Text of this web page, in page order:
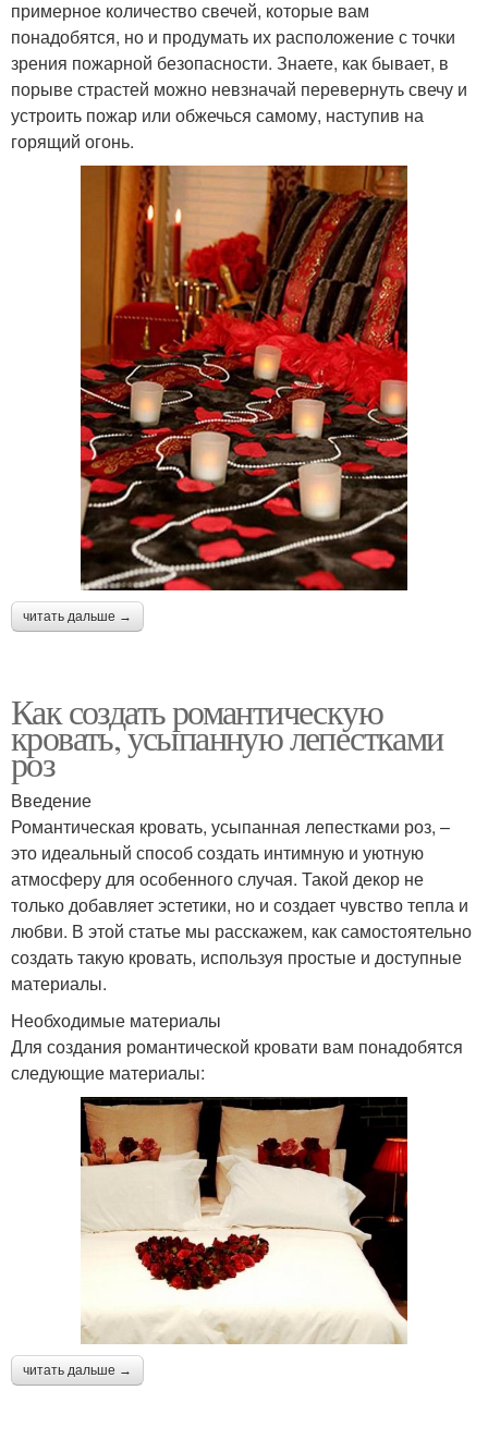
примерное количество свечей, которые вам
понадобятся, но и продумать их расположение с точки
зрения пожарной безопасности. Знаете, как бывает, в
порыве страстей можно невзначай перевернуть свечу и
устроить пожар или обжечься самому, наступив на
горящий огонь.
читать дальше →
Как создать романтическую
кровать, усыпанную лепестками
роз
Введение
Романтическая кровать, усыпанная лепестками роз, –
это идеальный способ создать интимную и уютную
атмосферу для особенного случая. Такой декор не
только добавляет эстетики, но и создает чувство тепла и
любви. В этой статье мы расскажем, как самостоятельно
создать такую кровать, используя простые и доступные
материалы.
Необходимые материалы
Для создания романтической кровати вам понадобятся
следующие материалы:
читать дальше →